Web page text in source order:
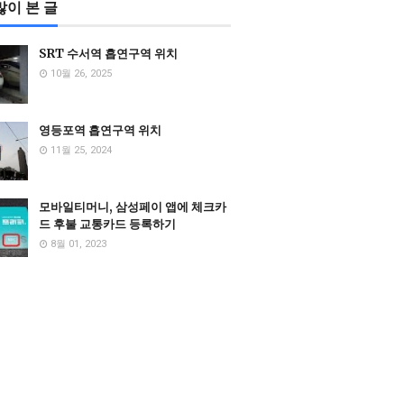
이 본 글
SRT 수서역 흡연구역 위치
10월 26, 2025
영등포역 흡연구역 위치
11월 25, 2024
모바일티머니, 삼성페이 앱에 체크카
드 후불 교통카드 등록하기
8월 01, 2023